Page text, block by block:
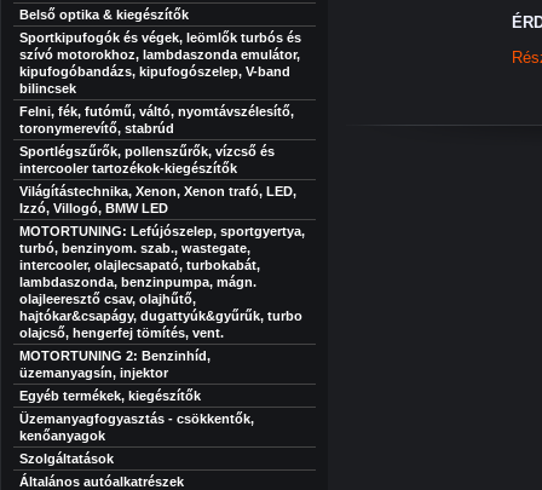
Belső optika & kiegészítők
Sportkipufogók és végek, leömlők turbós és
szívó motorokhoz, lambdaszonda emulátor,
kipufogóbandázs, kipufogószelep, V-band
bilincsek
Felni, fék, futómű, váltó, nyomtávszélesítő,
toronymerevítő, stabrúd
Sportlégszűrők, pollenszűrők, vízcső és
intercooler tartozékok-kiegészítők
Világítástechnika, Xenon, Xenon trafó, LED,
Izzó, Villogó, BMW LED
MOTORTUNING: Lefújószelep, sportgyertya,
turbó, benzinyom. szab., wastegate,
intercooler, olajlecsapató, turbokabát,
lambdaszonda, benzinpumpa, mágn.
olajleeresztő csav, olajhűtő,
hajtókar&csapágy, dugattyúk&gyűrűk, turbo
olajcső, hengerfej tömítés, vent.
MOTORTUNING 2: Benzinhíd,
üzemanyagsín, injektor
Egyéb termékek, kiegészítők
Üzemanyagfogyasztás - csökkentők,
kenőanyagok
Szolgáltatások
Általános autóalkatrészek